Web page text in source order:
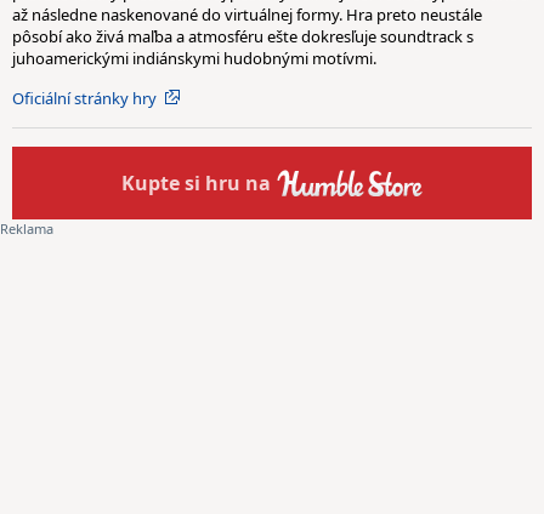
až následne naskenované do virtuálnej formy. Hra preto neustále
pôsobí ako živá maľba a atmosféru ešte dokresľuje soundtrack s
juhoamerickými indiánskymi hudobnými motívmi.
Oficiální stránky hry
Kuptesi hru na